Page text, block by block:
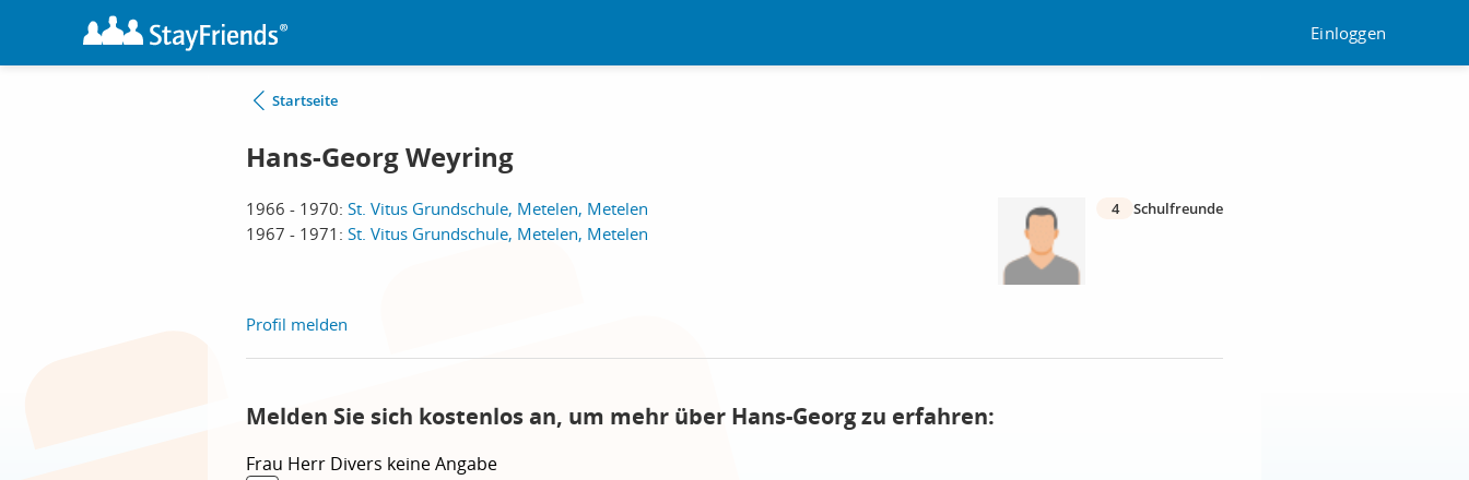
Einloggen
Startseite
Hans-Georg Weyring
1966 - 1970: St. Vitus Grundschule, Metelen, Metelen
1967 - 1971: St. Vitus Grundschule, Metelen, Metelen
4 Schulfreunde
Profil melden
Melden Sie sich kostenlos an, um mehr über Hans-Georg zu erfahren:
Frau Herr Divers keine Angabe